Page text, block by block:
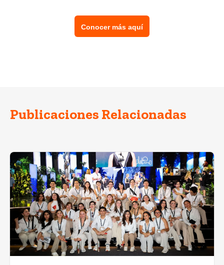
Conocer más aquí
Publicaciones Relacionadas